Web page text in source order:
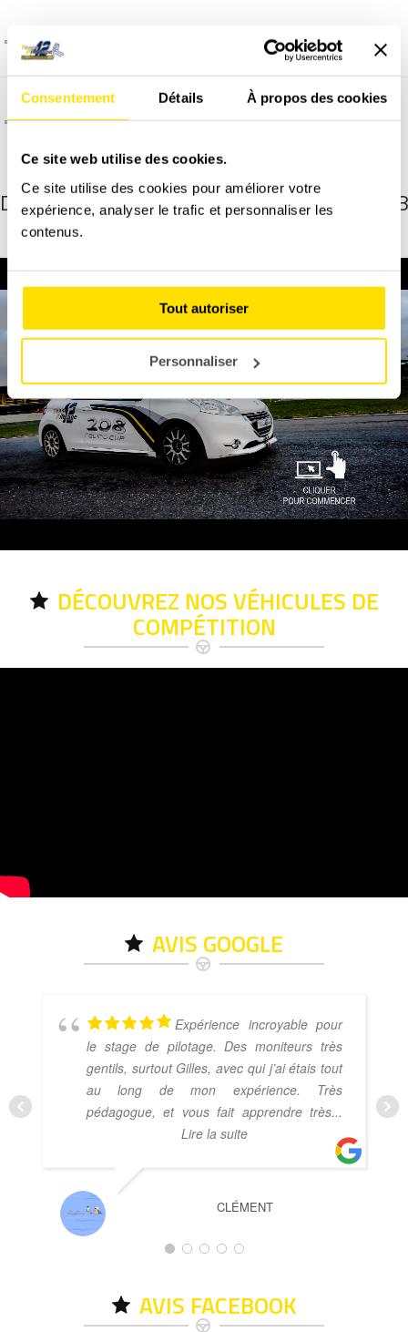
Consentement Détails À propos des cookies
Ce site web utilise des cookies.
Ce site utilise des cookies pour améliorer votre
expérience, analyser le trafic et personnaliser les
contenus.
Tout autoriser
Personnaliser
Comment et quand programmer un stage ?
C'est quoi l'assurance dégâts matériel ?
Découvrez une vue à 360° de cette de 208
DÉCOUVREZ NOS VÉHICULES DE
COMPÉTITION
AVIS GOOGLE
Expérience incroyable pour
le stage de pilotage. Des moniteurs très
gentils, surtout Gilles, avec qui j’ai étais tout
au long de mon expérience. Très
pédagogue, et vous fait apprendre très...
Lire la suite
CLÉMENT
AVIS FACEBOOK